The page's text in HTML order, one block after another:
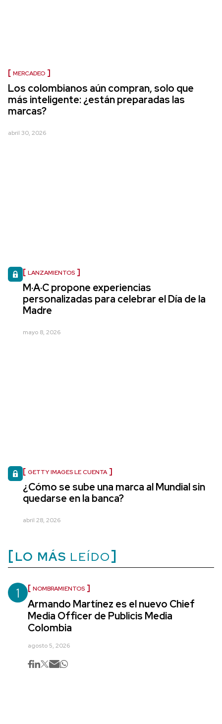
MERCADEO
Los colombianos aún compran, solo que
más inteligente: ¿están preparadas las
marcas?
abril 30, 2026
LANZAMIENTOS
M·A·C propone experiencias
personalizadas para celebrar el Día de la
Madre
mayo 8, 2026
GETTY IMAGES LE CUENTA
¿Cómo se sube una marca al Mundial sin
quedarse en la banca?
abril 28, 2026
LO MÁS LEÍDO
1 NOMBRAMIENTOS
Armando Martínez es el nuevo Chief
Media Officer de Publicis Media
Colombia
agosto 5, 2026